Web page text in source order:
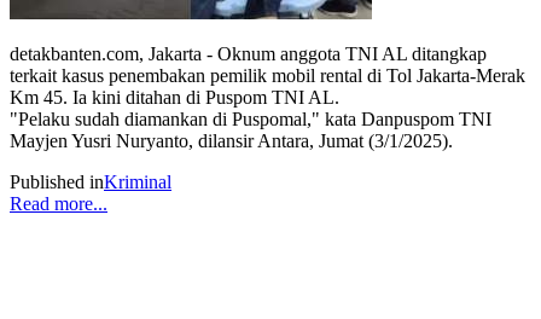
detakbanten.com, Jakarta - Oknum anggota TNI AL ditangkap
terkait kasus penembakan pemilik mobil rental di Tol Jakarta-Merak
Km 45. Ia kini ditahan di Puspom TNI AL.
"Pelaku sudah diamankan di Puspomal," kata Danpuspom TNI
Mayjen Yusri Nuryanto, dilansir Antara, Jumat (3/1/2025).
Published inKriminal
Read more...